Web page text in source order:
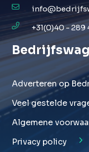
+31(0)40 - 289
Adverteren op
Veel gestelde
Algemene
Privacy policy